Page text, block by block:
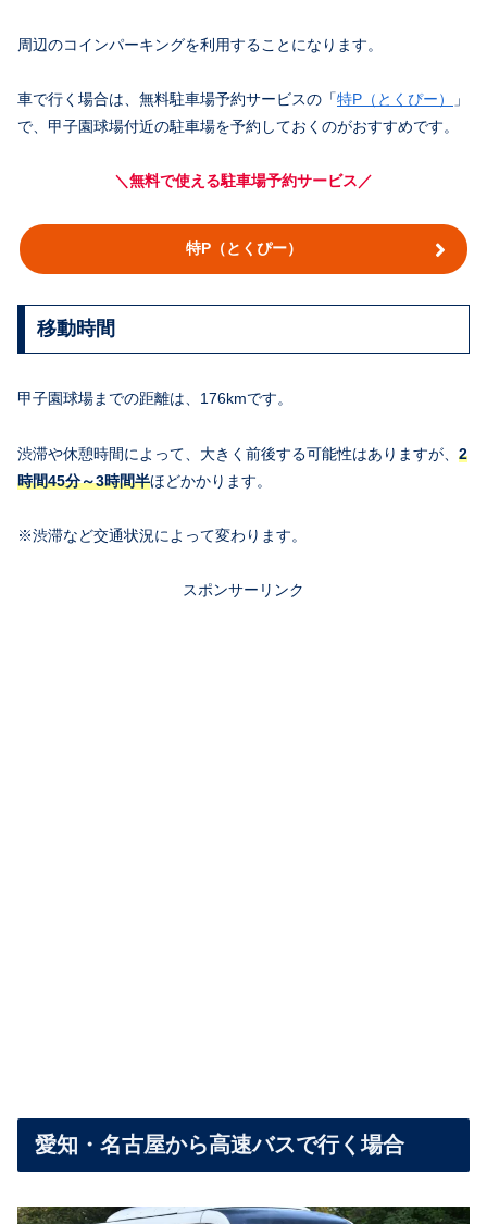
周辺のコインパーキングを利用することになります。
車で行く場合は、無料駐車場予約サービスの「特P（とくぴー）
」
で、甲子園球場付近の駐車場を予約しておくのがおすすめです。
＼無料で使える駐車場予約サービス／
特P（とくぴー）
移動時間
甲子園球場までの距離は、176kmです。
渋滞や休憩時間によって、大きく前後する可能性はありますが、 2
時間45分～3時間半ほどかかります。
※渋滞など交通状況によって変わります。
スポンサーリンク
愛知・名古屋から高速バスで行く場合